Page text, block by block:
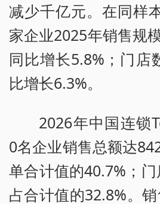
减少千亿元。在同样
家企业2025年销售规
同比增长5.8%；门店
比增长6.3%。
2026年中国连锁
0名企业销售总额达
单合计值的40.7%；门
占合计值的32.8%。